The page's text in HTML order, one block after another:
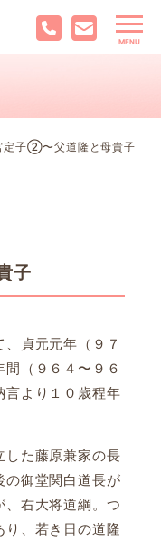
定子②〜父道隆と母貴子
子
貞元元年（９７
（９６４〜９６
言より１０歳程年
た藤原兼家の長
の御堂関白道長が
、右大将道綱。つ
り、若き日の道隆